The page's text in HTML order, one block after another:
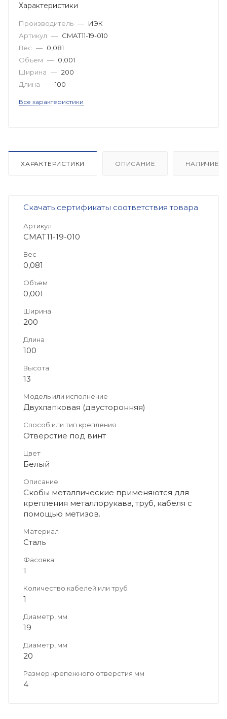
Характеристики
Производитель — ИЭК
Артикул — CMAT11-19-010
Вес — 0,081
Объем — 0,001
Ширина — 200
Длина — 100
Все характеристики
ХАРАКТЕРИСТИКИ ОПИСАНИЕ НАЛИЧИЕ
Скачать сертификаты соответствия товара
Артикул
CMAT11-19-010
Вес
0,081
Объем
0,001
Ширина
200
Длина
100
Высота
13
Модель или исполнение
Двухлапковая (двусторонняя)
Способ или тип крепления
Отверстие под винт
Цвет
Белый
Описание
Скобы металлические применяются для
крепления металлорукава, труб, кабеля с
помощью метизов.
Материал
Сталь
Фасовка
1
Количество кабелей или труб
1
Диаметр, мм
19
Диаметр, мм
20
Размер крепежного отверстия мм
4